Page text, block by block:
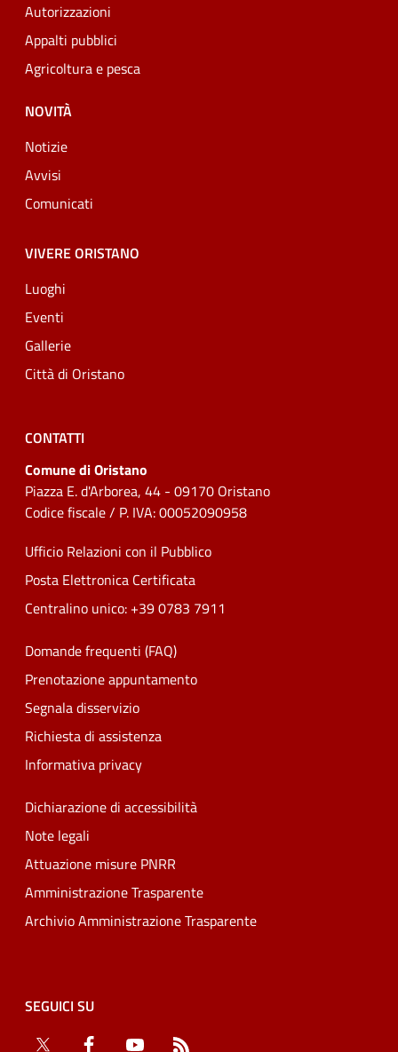
Autorizzazioni
Appalti pubblici
Agricoltura e pesca
NOVITÀ
Notizie
Avvisi
Comunicati
VIVERE ORISTANO
Luoghi
Eventi
Gallerie
Città di Oristano
CONTATTI
Comune di Oristano
Piazza E. d'Arborea, 44 - 09170 Oristano
Codice fiscale / P. IVA: 00052090958
Ufficio Relazioni con il Pubblico
Posta Elettronica Certificata
Centralino unico: +39 0783 7911
Domande frequenti (FAQ)
Prenotazione appuntamento
Segnala disservizio
Richiesta di assistenza
Informativa privacy
Dichiarazione di accessibilità
Note legali
Attuazione misure PNRR
Amministrazione Trasparente
Archivio Amministrazione Trasparente
SEGUICI SU
Twitter
Facebook YouTube